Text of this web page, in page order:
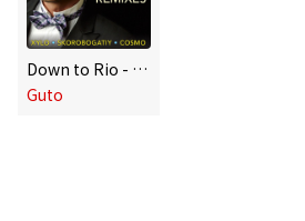
Down to Rio - Remixes
Guto